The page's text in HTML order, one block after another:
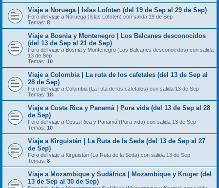
Viaje a Noruega | Islas Lofoten (del 19 de Sep al 29 de Sep)
Foro del viaje a Noruega (Islas Lofoten) con salida 19 de Sep
Temas: 8
Viaje a Bosnia y Montenegro | Los Balcanes desconocidos
(del 13 de Sep al 21 de Sep)
Foro del viaje a Bosnia y Montenegro (Los Balcanes desconocidos) con salida
13 de Sep
Temas: 10
Viaje a Colombia | La ruta de los cafetales (del 13 de Sep al
28 de Sep)
Foro del viaje a Colombia (La ruta de los cafetales) con salida 13 de Sep
Temas: 18
Viaje a Costa Rica y Panamá | Pura vida (del 13 de Sep al 28
de Sep)
Foro del viaje a Costa Rica y Panamá (Pura vida) con salida 13 de Sep
Temas: 10
Viaje a Kirguistán | La Ruta de la Seda (del 13 de Sep al 27
de Sep)
Foro del viaje a Kirguistán (La Ruta de la Seda) con salida 13 de Sep
Temas: 8
Viaje a Mozambique y Sudáfrica | Mozambique y Kruger (del
13 de Sep al 30 de Sep)